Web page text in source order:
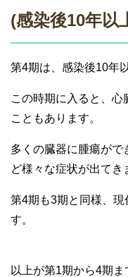
(感染後10年以
第4期は、感染後10年
この時期に入ると、心
こともあります。
多くの臓器に腫瘍がで
ど様々な症状が出てき
第4期も3期と同様、
す。
以上が第1期から4期ま